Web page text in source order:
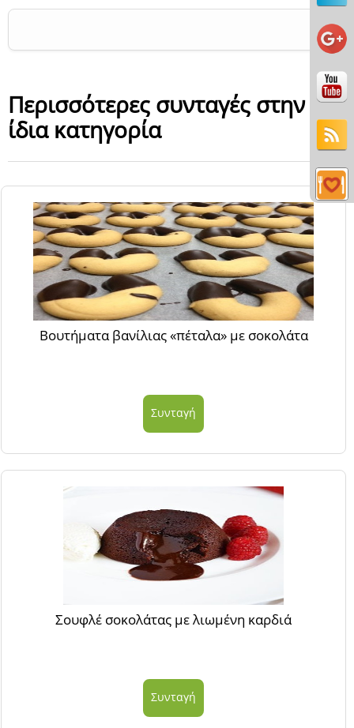
Περισσότερες συνταγές στην
ίδια κατηγορία
Βουτήματα βανίλιας «πέταλα» με σοκολάτα
Συνταγή
Σουφλέ σοκολάτας με λιωμένη καρδιά
Συνταγή